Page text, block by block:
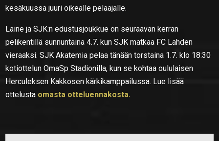
kesäkuussa juuri oikealle pelaajalle.
Laine ja SJK:n edustusjoukkue on seuraavan kerran
pelikentillä sunnuntaina 4.7. kun SJK matkaa FC Lahden
vieraaksi. SJK Akatemia pelaa tänään torstaina 1.7. klo 18:30
kotiottelun OmaSp Stadionilla, kun se kohtaa oululaisen
Herculeksen Kakkosen kärkikamppailussa. Lue lisää
ottelusta omasta otteluennakosta.